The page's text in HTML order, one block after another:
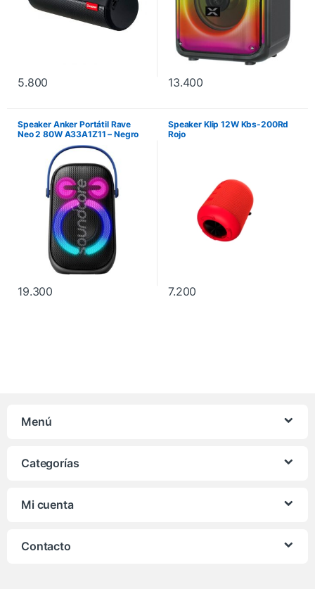
5.800 13.400
Speaker Anker Portátil Rave
Neo 2 80W A33A1Z11 – Negro
19.300
Speaker Klip 12W Kbs-200Rd
Rojo
7.200
Menú
Categorías
Mi cuenta
Contacto